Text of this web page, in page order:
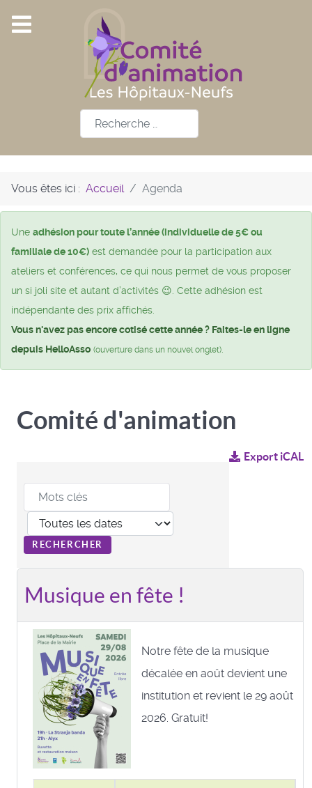
Rechercher
Vous êtes ici : Accueil Agenda
Une adhésion pour toute l’année (individuelle de 5€ ou
familiale de 10€) est demandée pour la participation aux
ateliers et conférences, ce qui nous permet de vous proposer
un si joli site et autant d’activités 😉. Cette adhésion est
indépendante des prix affichés.
Vous n'avez pas encore cotisé cette année ? Faites-le en ligne
depuis HelloAsso (ouverture dans un nouvel onglet)
Comité d'animation
Export iCAL
Musique en fête !
Notre fête de la musique
décalée en août devient une
institution et revient le 29 août
2026. Gratuit!